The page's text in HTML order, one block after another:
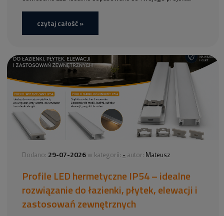
czytaj całość »
Dodano: 29-07-2026 w kategorii: - autor: Mateusz
Profile LED hermetyczne IP54 – idealne
rozwiązanie do łazienki, płytek, elewacji i
zastosowań zewnętrznych